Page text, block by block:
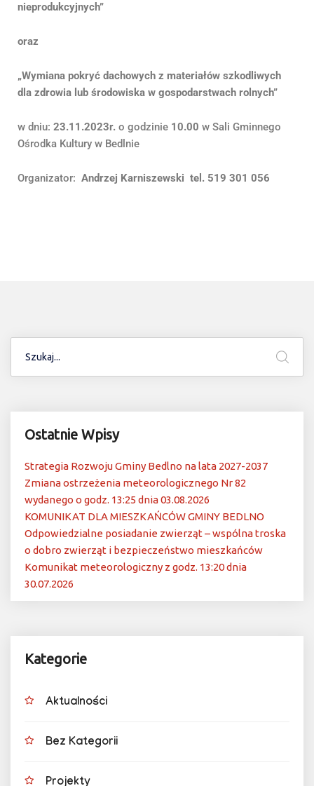
nieprodukcyjnych”
oraz
„Wymiana pokryć dachowych z materiałów szkodliwych
dla zdrowia lub środowiska w gospodarstwach rolnych”
w dniu: 23.11.2023r. o godzinie 10.00 w Sali Gminnego
Ośrodka Kultury w Bedlnie
Organizator: Andrzej Karniszewski tel. 519 301 056
Ostatnie Wpisy
Strategia Rozwoju Gminy Bedlno na lata 2027-2037
Zmiana ostrzeżenia meteorologicznego Nr 82
wydanego o godz. 13:25 dnia 03.08.2026
KOMUNIKAT DLA MIESZKAŃCÓW GMINY BEDLNO
Odpowiedzialne posiadanie zwierząt – wspólna troska
o dobro zwierząt i bezpieczeństwo mieszkańców
Komunikat meteorologiczny z godz. 13:20 dnia
30.07.2026
Kategorie
Aktualności
Bez Kategorii
Projekty